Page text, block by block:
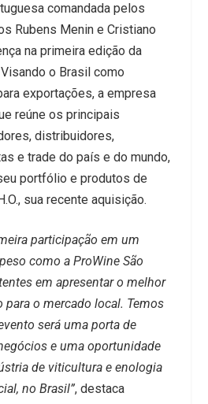
comandada pelos
Rubens Menin e Cristiano
na primeira edição da
o Brasil como
exportações, a empresa
reúne os principais
distribuidores,
e trade do país e do mundo,
portfólio e produtos de
sua recente aquisição.
participação em um
como a ProWine São
em apresentar o melhor
o mercado local. Temos
será uma porta de
e uma oportunidade
de viticultura e enologia
no Brasil”, destaca